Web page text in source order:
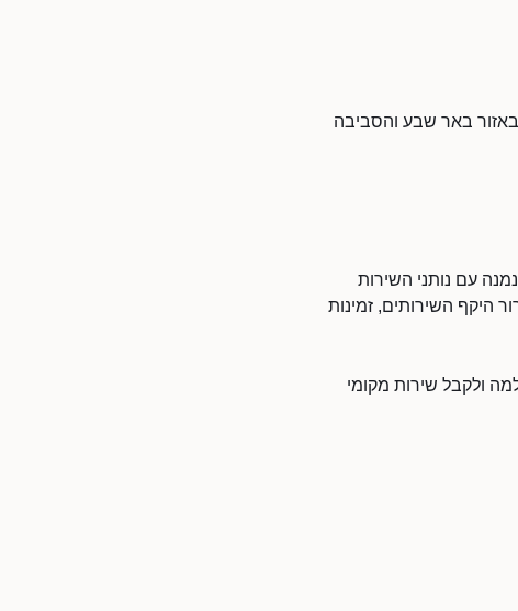
באר שבע והסביבה
עם נותני השירות
היקף השירותים, זמינות
ולקבל שירות מקומי